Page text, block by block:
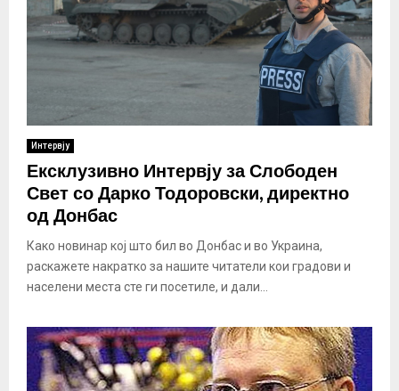
Интервју
Ексклузивно Интервју за Слободен
Свет со Дарко Тодоровски, директно
од Донбас
Како новинар кој што бил во Донбас и во Украина,
раскажете накратко за нашите читатели кои градови и
населени места сте ги посетиле, и дали...